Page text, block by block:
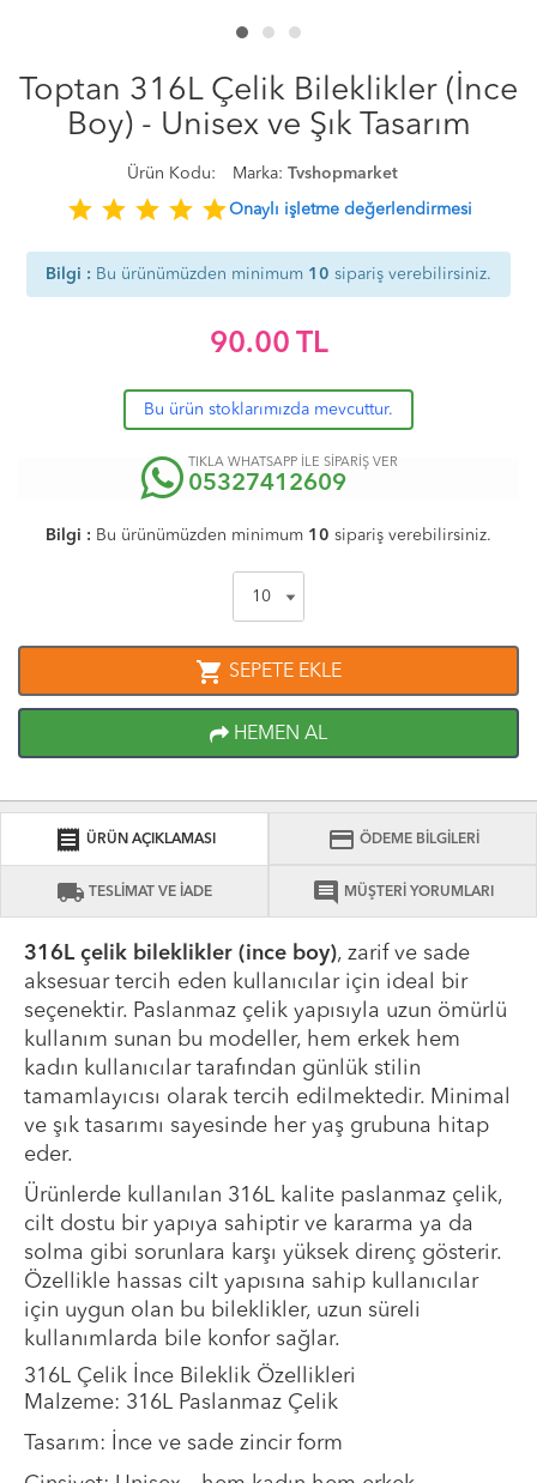
Toptan 316L Çelik Bileklikler (İnce
Boy) - Unisex ve Şık Tasarım
Ürün Kodu: Marka: Tvshopmarket
star star star star starOnaylı işletme değerlendirmesi
Bilgi : Bu ürünümüzden minimum 10 sipariş verebilirsiniz.
90.00 TL
Bu ürün stoklarımızda mevcuttur.
TIKLA WHATSAPP İLE SİPARİŞ VER
05327412609
Bilgi : Bu ürünümüzden minimum 10 sipariş verebilirsiniz.
shopping_cart SEPETE EKLE
HEMEN AL
receipt ÜRÜN AÇIKLAMASI credit_card ÖDEME BİLGİLERİ
local_shipping TESLİMAT VE İADE comment MÜŞTERİ YORUMLARI
316L çelik bileklikler (ince boy), zarif ve sade
aksesuar tercih eden kullanıcılar için ideal bir
seçenektir. Paslanmaz çelik yapısıyla uzun ömürlü
kullanım sunan bu modeller, hem erkek hem
kadın kullanıcılar tarafından günlük stilin
tamamlayıcısı olarak tercih edilmektedir. Minimal
ve şık tasarımı sayesinde her yaş grubuna hitap
eder.
Ürünlerde kullanılan 316L kalite paslanmaz çelik,
cilt dostu bir yapıya sahiptir ve kararma ya da
solma gibi sorunlara karşı yüksek direnç gösterir.
Özellikle hassas cilt yapısına sahip kullanıcılar
için uygun olan bu bileklikler, uzun süreli
kullanımlarda bile konfor sağlar.
316L Çelik İnce Bileklik Özellikleri
Malzeme: 316L Paslanmaz Çelik
Tasarım: İnce ve sade zincir form